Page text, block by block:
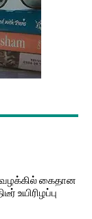
வழக்கில் கைதான
உயிரிழப்பு